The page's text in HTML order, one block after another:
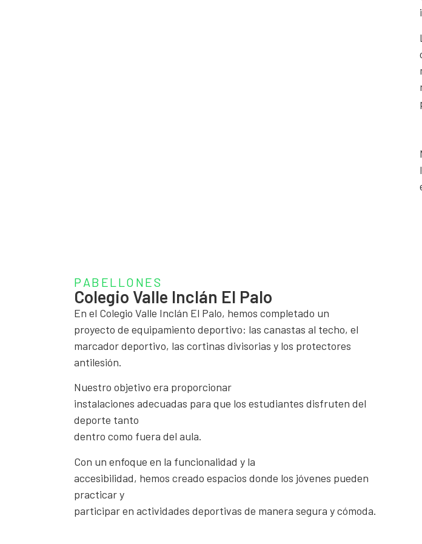
PABELLONES
Colegio Valle Inclán El Palo
En el Colegio Valle Inclán El Palo, hemos completado un
proyecto de equipamiento deportivo: las canastas al techo, el
marcador deportivo, las cortinas divisorias y los protectores
antilesión.
Nuestro objetivo era proporcionar
instalaciones adecuadas para que los estudiantes disfruten del
deporte tanto
dentro como fuera del aula.
Con un enfoque en la funcionalidad y la
accesibilidad, hemos creado espacios donde los jóvenes pueden
practicar y
participar en actividades deportivas de manera segura y cómoda.